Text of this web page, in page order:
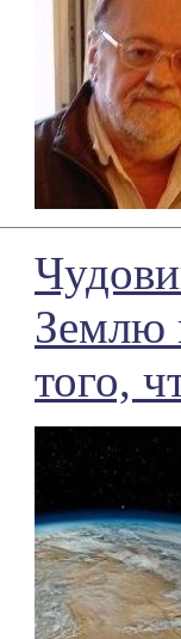
Землю
того,